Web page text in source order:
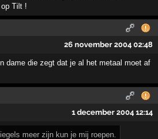
Tilt !
26 november 2004 02:48
dame die zegt dat je al het metaal moet af
1 december 2004 12:14
meer zijn kun je mij roepen.